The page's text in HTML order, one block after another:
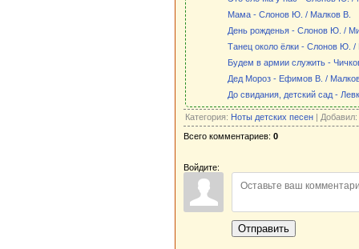
Мама - Слонов Ю. / Малков В.
День рожденья - Слонов Ю. /
Танец около ёлки - Слонов Ю.
Будем в армии служить -
Дед Мороз - Ефимов В. /
До свидания, детский сад -
Категория: Ноты детских песен | Добавил:
Всего комментариев: 0
Войдите:
Отправить